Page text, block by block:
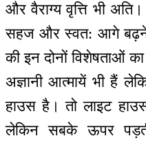
और वैराग्य वृत्ति भी
सहज और स्वत: आगे
की इन दोनों विशेषताओं
अज्ञानी आत्मायें भी हैं
हाउस है। तो लाइट
लेकिन सबके ऊपर